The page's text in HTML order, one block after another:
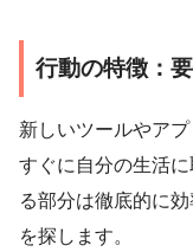
行動の特徴：
新しいツールやア
すぐに自分の生活
る部分は徹底的に
を探します。